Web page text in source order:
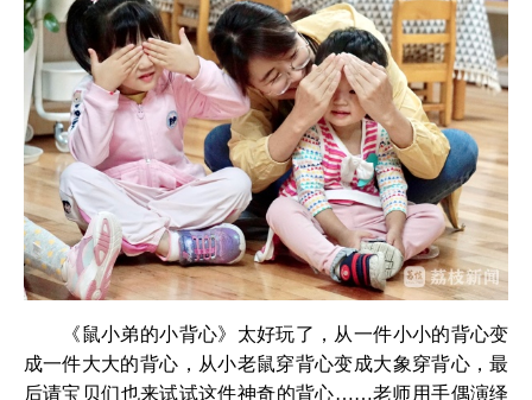
《鼠小弟的小背心》太好玩了，从一件小小的背心变
成一件大大的背心，从小老鼠穿背心变成大象穿背心，最
后请宝贝们也来试试这件神奇的背心……老师用手偶演绎